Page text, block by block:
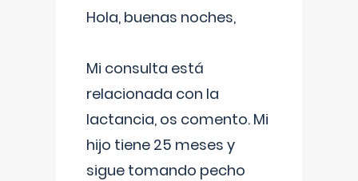
Hola, buenas noches,
Mi consulta está
relacionada con la
lactancia, os comento. Mi
hijo tiene 25 meses y
sigue tomando pecho